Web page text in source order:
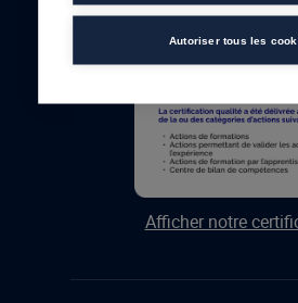
Afficher notre
Autoriser tous les